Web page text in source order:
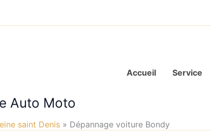
Auto Moto
Accueil Service
saint Denis Dépannage voiture Bondy